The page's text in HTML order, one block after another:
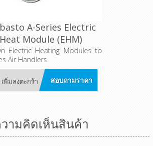
A-Series Electric
Heat Module (EHM)
Electric Heating Modules to
Air Handlers
สอบถามราคา
เพิ่มลงตะกร้า
ามคิดเห็นสินค้า